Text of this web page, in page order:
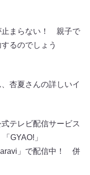
止まらない！ 親子で
るのでしょう
杏夏さんの詳しいイ
テレビ配信サービス
GYAO!」
」で配信中！ 併